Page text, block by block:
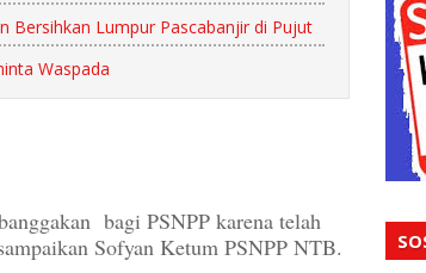
Bersihkan Lumpur Pascabanjir di Pujut
Waspada
bagi PSNPP karena telah
Sofyan Ketum PSNPP NTB.